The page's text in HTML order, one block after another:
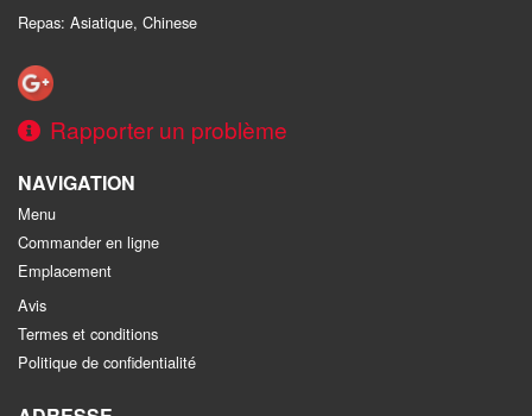
Repas: Asiatique, Chinese
Rapporter un problème
NAVIGATION
Menu
Commander en ligne
Emplacement
Avis
Termes et conditions
Politique de confidentialité